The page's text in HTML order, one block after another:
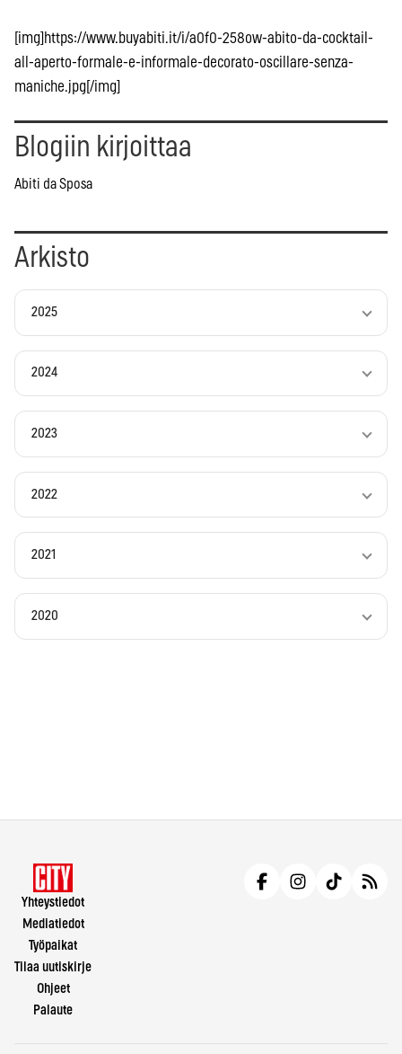
[img]https://www.buyabiti.it/i/a0f0-258ow-abito-da-cocktail-
all-aperto-formale-e-informale-decorato-oscillare-senza-
maniche.jpg[/img]
Blogiin kirjoittaa
Abiti da Sposa
Arkisto
2025
2024
2023
2022
2021
2020
Yhteystiedot
Mediatiedot
Työpaikat
Tilaa uutiskirje
Ohjeet
Palaute